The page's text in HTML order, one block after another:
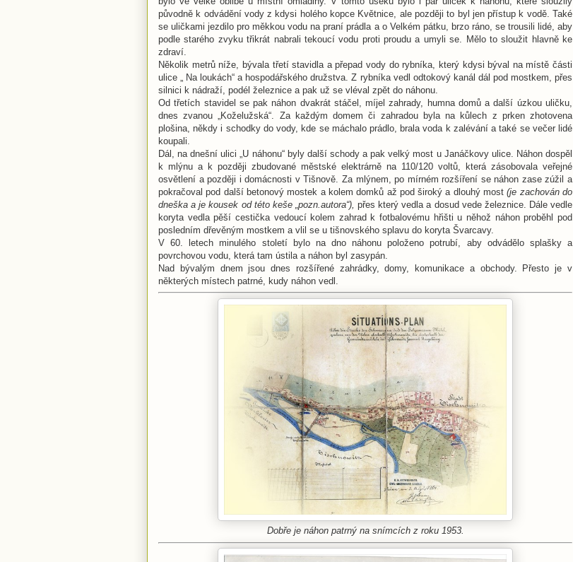
původně k odvádění vody z kdysi holého kopce Květnice, ale později to byl jen přístup k vodě. Také
se uličkami jezdilo pro měkkou vodu na praní prádla a o Velkém pátku, brzo ráno, se trousili lidé, aby
podle starého zvyku třikrát nabrali tekoucí vodu proti proudu a umyli se. Mělo to sloužit hlavně ke
zdraví.
Několik metrů níže, bývala třetí stavidla a přepad vody do rybníka, který kdysi býval na místě části
ulice „ Na loukách“ a hospodářského družstva. Z rybníka vedl odtokový kanál dál pod mostkem, přes
silnici k nádraží, podél železnice a pak už se vléval zpět do náhonu.
Od třetích stavidel se pak náhon dvakrát stáčel, míjel zahrady, humna domů a další úzkou uličku,
dnes zvanou „Koželužská“. Za každým domem či zahradou byla na kůlech z prken zhotovena
plošina, někdy i schodky do vody, kde se máchalo prádlo, brala voda k zalévání a také se večer lidé
koupali.
Dál, na dnešní ulici „U náhonu“ byly další schody a pak velký most u Janáčkovy ulice. Náhon dospěl
k mlýnu a k později zbudované městské elektrárně na 110/120 voltů, která zásobovala veřejné
osvětlení a později i domácnosti v Tišnově. Za mlýnem, po mírném rozšíření se náhon zase zúžil a
pokračoval pod další betonový mostek a kolem domků až pod široký a dlouhý most(je zachován do
dneška a je kousek od této keše „pozn.autora“), přes který vedla a dosud vede železnice. Dále vedle
koryta vedla pěší cestička vedoucí kolem zahrad k fotbalovému hřišti u něhož náhon proběhl pod
posledním dřevěným mostkem a vlil se u tišnovského splavu do koryta Švarcavy.
V 60. letech minulého století bylo na dno náhonu položeno potrubí, aby odvádělo splašky a
povrchovou vodu, která tam ústila a náhon byl zasypán.
Nad bývalým dnem jsou dnes rozšířené zahrádky, domy, komunikace a obchody. Přesto je v
některých místech patrné, kudy náhon vedl.
Dobře je náhon patrný na snímcích z roku 1953.